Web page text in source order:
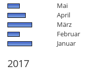
Mai
April
März
Februar
Januar
2017